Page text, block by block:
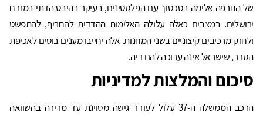
של החרפה אלימה בסכסוך עם הפלסטינים, בעיקר בהיבט הדתי במזרח
ירושלים. במצבים כאלה עלולה האלימות ההדדית להחריף, להתפשט
ולחזק מרכיבים קיצוניים בשני המחנות. אלה יחייבו מענים בוטים לאכיפת
הסדר, שישראל אינה ערוכה להם דיה.
סיכום והמלצות למדיניות
הרכב הממשלה ה-37 עלול לעודד גישה מסויגת עד מדירה בהשוואה